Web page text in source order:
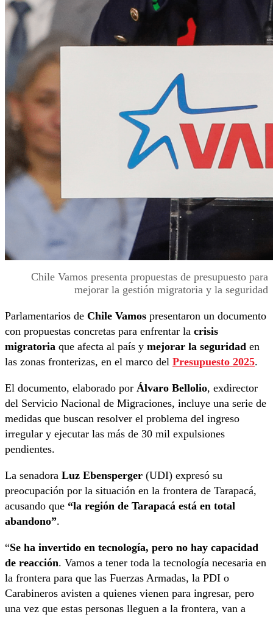
Chile Vamos presenta propuestas de presupuesto para
mejorar la gestión migratoria y la seguridad
Parlamentarios de Chile Vamos presentaron un documento
con propuestas concretas para enfrentar la crisis
migratoria que afecta al país y mejorar la seguridad en
las zonas fronterizas, en el marco del Presupuesto 2025.
El documento, elaborado por Álvaro Bellolio, exdirector
del Servicio Nacional de Migraciones, incluye una serie de
medidas que buscan resolver el problema del ingreso
irregular y ejecutar las más de 30 mil expulsiones
pendientes.
La senadora Luz Ebensperger (UDI) expresó su
preocupación por la situación en la frontera de Tarapacá,
acusando que “la región de Tarapacá está en total
abandono”.
“Se ha invertido en tecnología, pero no hay capacidad
de reacción. Vamos a tener toda la tecnología necesaria en
la frontera para que las Fuerzas Armadas, la PDI o
Carabineros avisten a quienes vienen para ingresar, pero
una vez que estas personas lleguen a la frontera, van a